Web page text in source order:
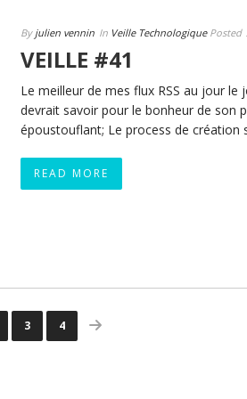
By julien vennin In Veille TechnologiquePosted
VEILLE #41
Le meilleur de mes flux RSS au jour
devrait savoir pour le bonheur de son
époustouflant; Le process de création
READ MORE
3 4